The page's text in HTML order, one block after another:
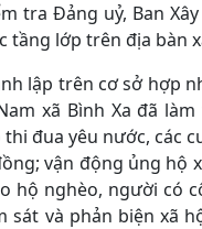
tra Đảng uỷ, Ban
tầng lớp trên địa bàn
lập trên cơ sở hợp
xã Bình Xa đã
đua yêu nước, các
vận động ủng hộ
hộ nghèo, người có
sát và phản biện xã